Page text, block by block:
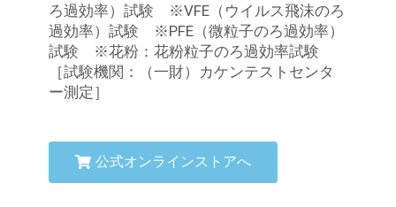
ろ過効率）試験 ※VFE（ウイルス飛沫のろ
過効率）試験 ※PFE（微粒子のろ過効率）
試験 ※花粉：花粉粒子のろ過効率試験
［試験機関：（一財）カケンテストセンタ
ー測定］
公式オンラインストアへ